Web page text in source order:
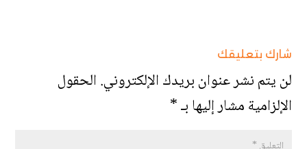
شارك بتعليقك
لن يتم نشر عنوان بريدك الإلكتروني.الحقول
الإلزامية مشار إليها بـ*